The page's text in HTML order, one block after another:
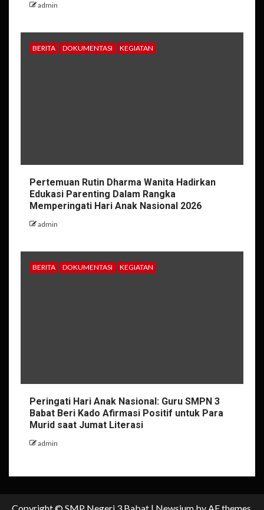
admin
BERITA DOKUMENTASI KEGIATAN
Pertemuan Rutin Dharma Wanita Hadirkan
Edukasi Parenting Dalam Rangka
Memperingati Hari Anak Nasional 2026
admin
BERITA DOKUMENTASI KEGIATAN
Peringati Hari Anak Nasional: Guru SMPN 3
Babat Beri Kado Afirmasi Positif untuk Para
Murid saat Jumat Literasi
admin